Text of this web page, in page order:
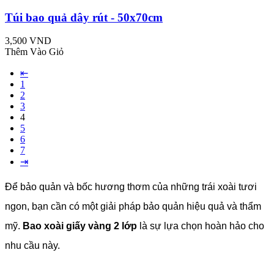
Túi bao quả dây rút - 50x70cm
3,500 VND
Thêm Vào Giỏ
⇤
1
2
3
4
5
6
7
⇥
Để bảo quản và bốc hương thơm của những trái xoài tươi
ngon, bạn cần có một giải pháp bảo quản hiệu quả và thẩm
mỹ. Bao xoài giấy vàng 2 lớp là sự lựa chọn hoàn hảo cho
nhu cầu này.